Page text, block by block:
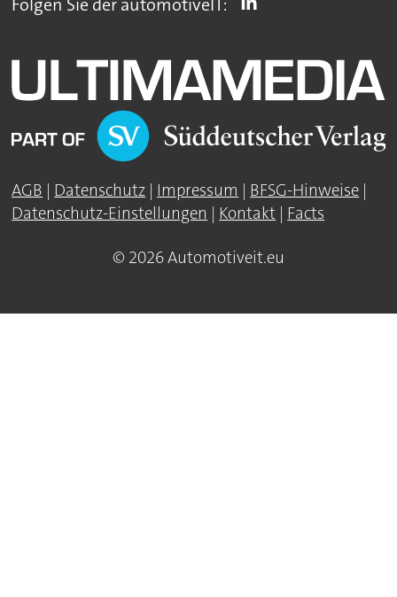
AGB | Datenschutz | Impressum | BFSG-Hinweise |
Datenschutz-Einstellungen | Kontakt | Facts
© 2026 Automotiveit.eu